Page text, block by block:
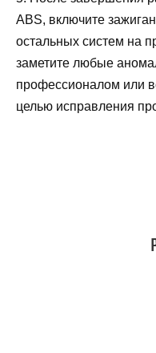
ABS, включите
остальных систем на
заметите любые
профессионалом или
целью исправления